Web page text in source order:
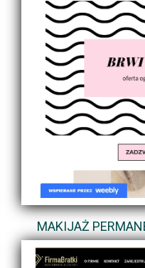
MAKIJAŻ